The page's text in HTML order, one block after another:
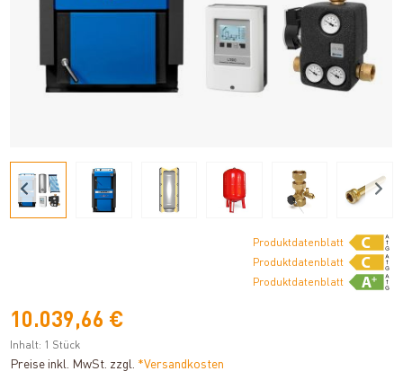
Produktdatenblatt
Produktdatenblatt
Produktdatenblatt
10.039,66 €
Inhalt: 1 Stück
Preise inkl. MwSt. zzgl. *Versandkosten